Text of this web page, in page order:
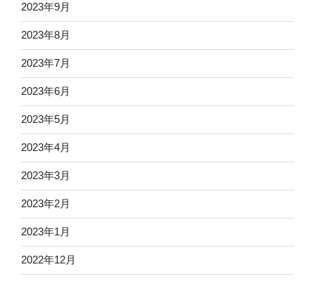
2023年9月
2023年8月
2023年7月
2023年6月
2023年5月
2023年4月
2023年3月
2023年2月
2023年1月
2022年12月